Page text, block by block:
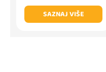
SAZNAJ VIŠE